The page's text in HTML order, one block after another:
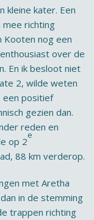
kleine kater. Een
mee richting
Kooten nog een
over de
En ik besloot niet
2, wilde weten
een positief
gezien dan.
reden en
op 2
e
88 km verderop.
met Aretha
dan in de stemming
trappen richting